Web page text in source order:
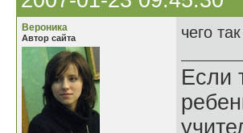
Вероника
Автор сайта чего
Если